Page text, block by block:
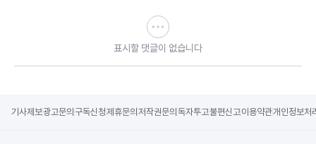
표시할 댓글이 없습니다
기사제보광고문의 구독신청제휴문의 저작권문의 독자투고불편신고이용약관개인정보처